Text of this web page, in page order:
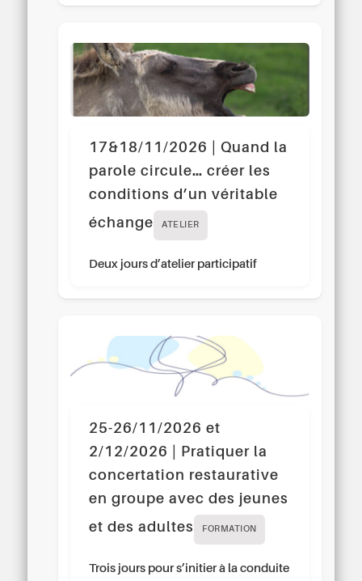
17&18/11/2026 | Quand la
parole circule… créer les
conditions d’un véritable
échange
ATELIER
Deux jours d’atelier participatif
25-26/11/2026 et
2/12/2026 | Pratiquer la
concertation restaurative
en groupe avec des jeunes
et des adultes
FORMATION
Trois jours pour s’initier à la conduite